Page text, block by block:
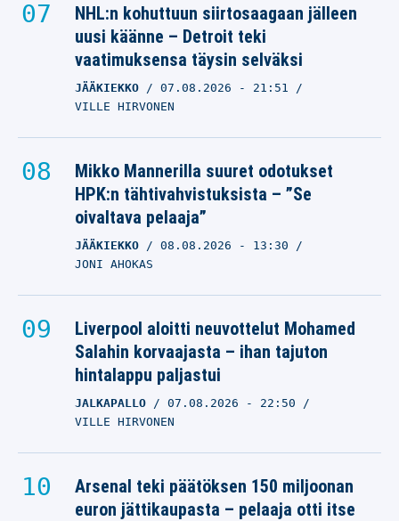
NHL:n kohuttuun siirtosaagaan jälleen
uusi käänne – Detroit teki
vaatimuksensa täysin selväksi
JÄÄKIEKKO 07.08.2026 - 21:51
VILLE HIRVONEN
Mikko Mannerilla suuret odotukset
HPK:n tähtivahvistuksista – ”Se
oivaltava pelaaja”
JÄÄKIEKKO 08.08.2026 - 13:30
JONI AHOKAS
Liverpool aloitti neuvottelut Mohamed
Salahin korvaajasta – ihan tajuton
hintalappu paljastui
JALKAPALLO 07.08.2026 - 22:50
VILLE HIRVONEN
Arsenal teki päätöksen 150 miljoonan
euron jättikaupasta – pelaaja otti itse